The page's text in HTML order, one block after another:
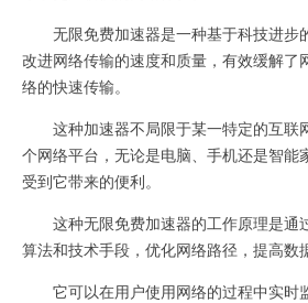
无限免费加速器是一种基于科技进步
改进网络传输的速度和质量，有效缓解了
络的快速传输。
这种加速器不局限于某一特定的互联
个网络平台，无论是电脑、手机还是智能
受到它带来的便利。
这种无限免费加速器的工作原理是通
算法和技术手段，优化网络路径，提高数
它可以在用户使用网络的过程中实时